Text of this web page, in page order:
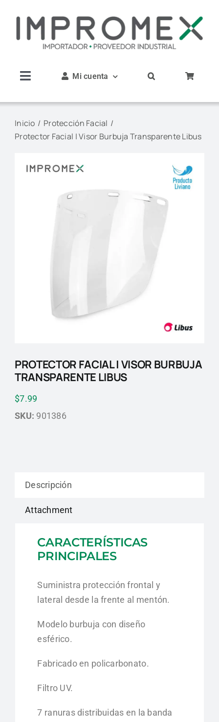
Toggle
Nosotros
Productos
Mi cuenta
Inicio
Protección Facial
Protector Facial | Visor Burbuja Transparente Libus
PROTECTOR FACIAL | VISOR BURBUJA
TRANSPARENTE LIBUS
$7.99
SKU: 901386
Descripción
Attachment
CARACTERÍSTICAS
PRINCIPALES
Suministra protección frontal y
lateral desde la frente al mentón.
Modelo burbuja con diseño
esférico.
Fabricado en policarbonato.
Filtro UV.
7 ranuras distribuidas en la banda